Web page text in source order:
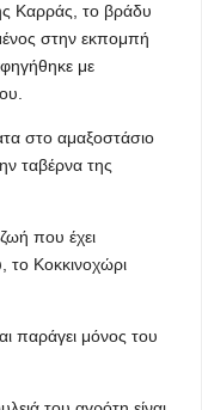
Καρράς, το βράδυ
στην εκπομπή
με
στο αμαξοστάσιο
ταβέρνα της
που έχει
το Κοκκινοχώρι
παράγει μόνος του